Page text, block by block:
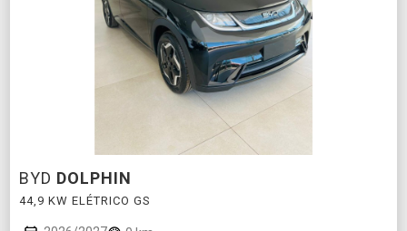
BYD DOLPHIN
44,9 KW ELÉTRICO GS